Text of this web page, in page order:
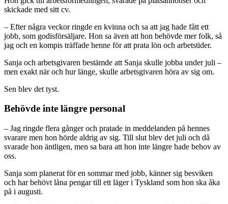
skickade med sitt cv.
– Efter några veckor ringde en kvinna och sa att jag hade fått ett
jobb, som godisförsäljare. Hon sa även att hon behövde mer folk, så
jag och en kompis träffade henne för att prata lön och arbetstider.
Sanja och arbetsgivaren bestämde att Sanja skulle jobba under juli –
men exakt när och hur länge, skulle arbetsgivaren höra av sig om.
Sen blev det tyst.
Behövde inte längre personal
– Jag ringde flera gånger och pratade in meddelanden på hennes
svarare men hon hörde aldrig av sig. Till slut blev det juli och då
svarade hon äntligen, men sa bara att hon inte längre hade behov av
oss.
Sanja som planerat för en sommar med jobb, känner sig besviken
och har behövt låna pengar till ett läger i Tyskland som hon ska åka
på i augusti.